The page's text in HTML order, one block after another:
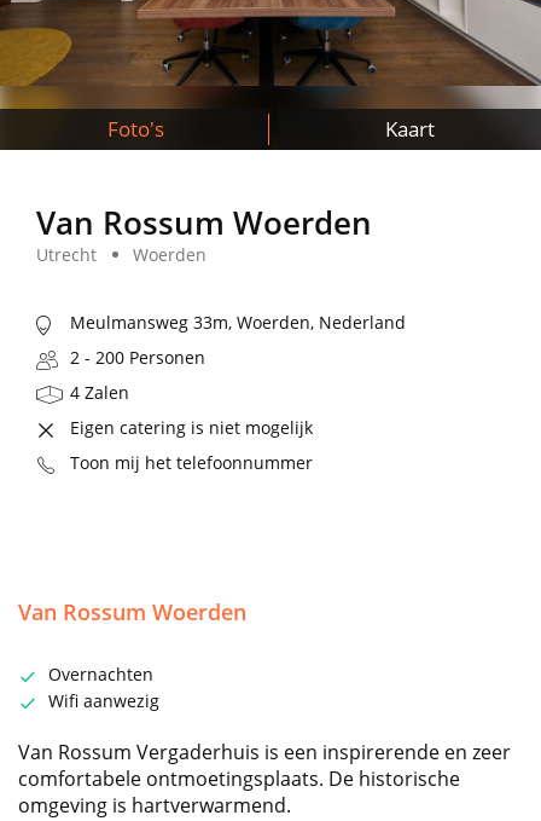
Foto's Kaart
Van Rossum Woerden
Utrecht Woerden
Meulmansweg 33m, Woerden, Nederland
2 - 200 Personen
4 Zalen
Eigen catering is niet mogelijk
Toon mij het telefoonnummer
Van Rossum Woerden
Overnachten
Wifi aanwezig
Van Rossum Vergaderhuis is een inspirerende en zeer
comfortabele ontmoetingsplaats. De historische
omgeving is hartverwarmend.